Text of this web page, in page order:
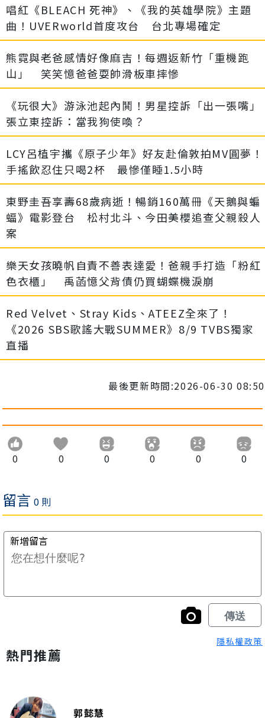
唱紅《BLEACH 死神》、《我的英雄學院》主題
曲！UVERworld首度攻台 台北專場確定
熊霓與老爸感情好像麻吉！每週返新竹「重機跑
山」 笑笑憶爸爸耍帥滑板車摔慘
《玩很大》游泳池起內鬨！男星控訴「出一張嘴」
張立東控訴：當我狗使喚？
LCY呂植宇攜《原子少年》好友赴倫敦拍MV圓夢！
手搖飲忍住只喝2杯 最慘僅睡1.5小時
東野圭吾享壽68歲病逝！暢銷160萬冊《天鵝與蝙
蝠》電影登台 松村北斗、今田美櫻追查父親殺人
案
樂天女孩曉帆自責不善表達愛！爸親手打造「粉紅
色衣櫃」 禹菡憶父背債仍買蝴蝶機淚崩
Red Velvet、Stray Kids、ATEEZ全來了！
《2026 SBS歌謠大戰SUMMER》8/9 TVBS獨家
直播
最後更新時間:2026-06-30 08:50
0 0 0 0 0 0
隱私權政策
熱門推薦
郭懿慧